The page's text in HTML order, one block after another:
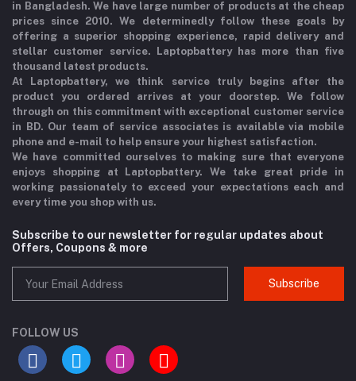
in Bangladesh. We have large number of products at the cheap
prices since 2010. We determinedly follow these goals by
offering a superior shopping experience, rapid delivery and
stellar customer service. Laptopbattery has more than five
thousand latest products.
At Laptopbattery, we think service truly begins after the
product you ordered arrives at your doorstep. We follow
through on this commitment with exceptional customer service
in BD. Our team of service associates is available via mobile
phone and e-mail to help ensure your highest satisfaction.
We have committed ourselves to making sure that everyone
enjoys shopping at Laptopbattery. We take great pride in
working passionately to exceed your expectations each and
every time you shop with us.
Subscribe to our newsletter for regular updates about
Offers, Coupons & more
Subscribe
FOLLOW US